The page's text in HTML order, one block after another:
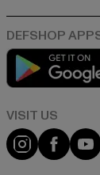
Visit our
Visit